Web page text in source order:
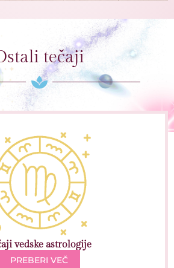
tečaji
vedske astrologije
PREBERI VEČ